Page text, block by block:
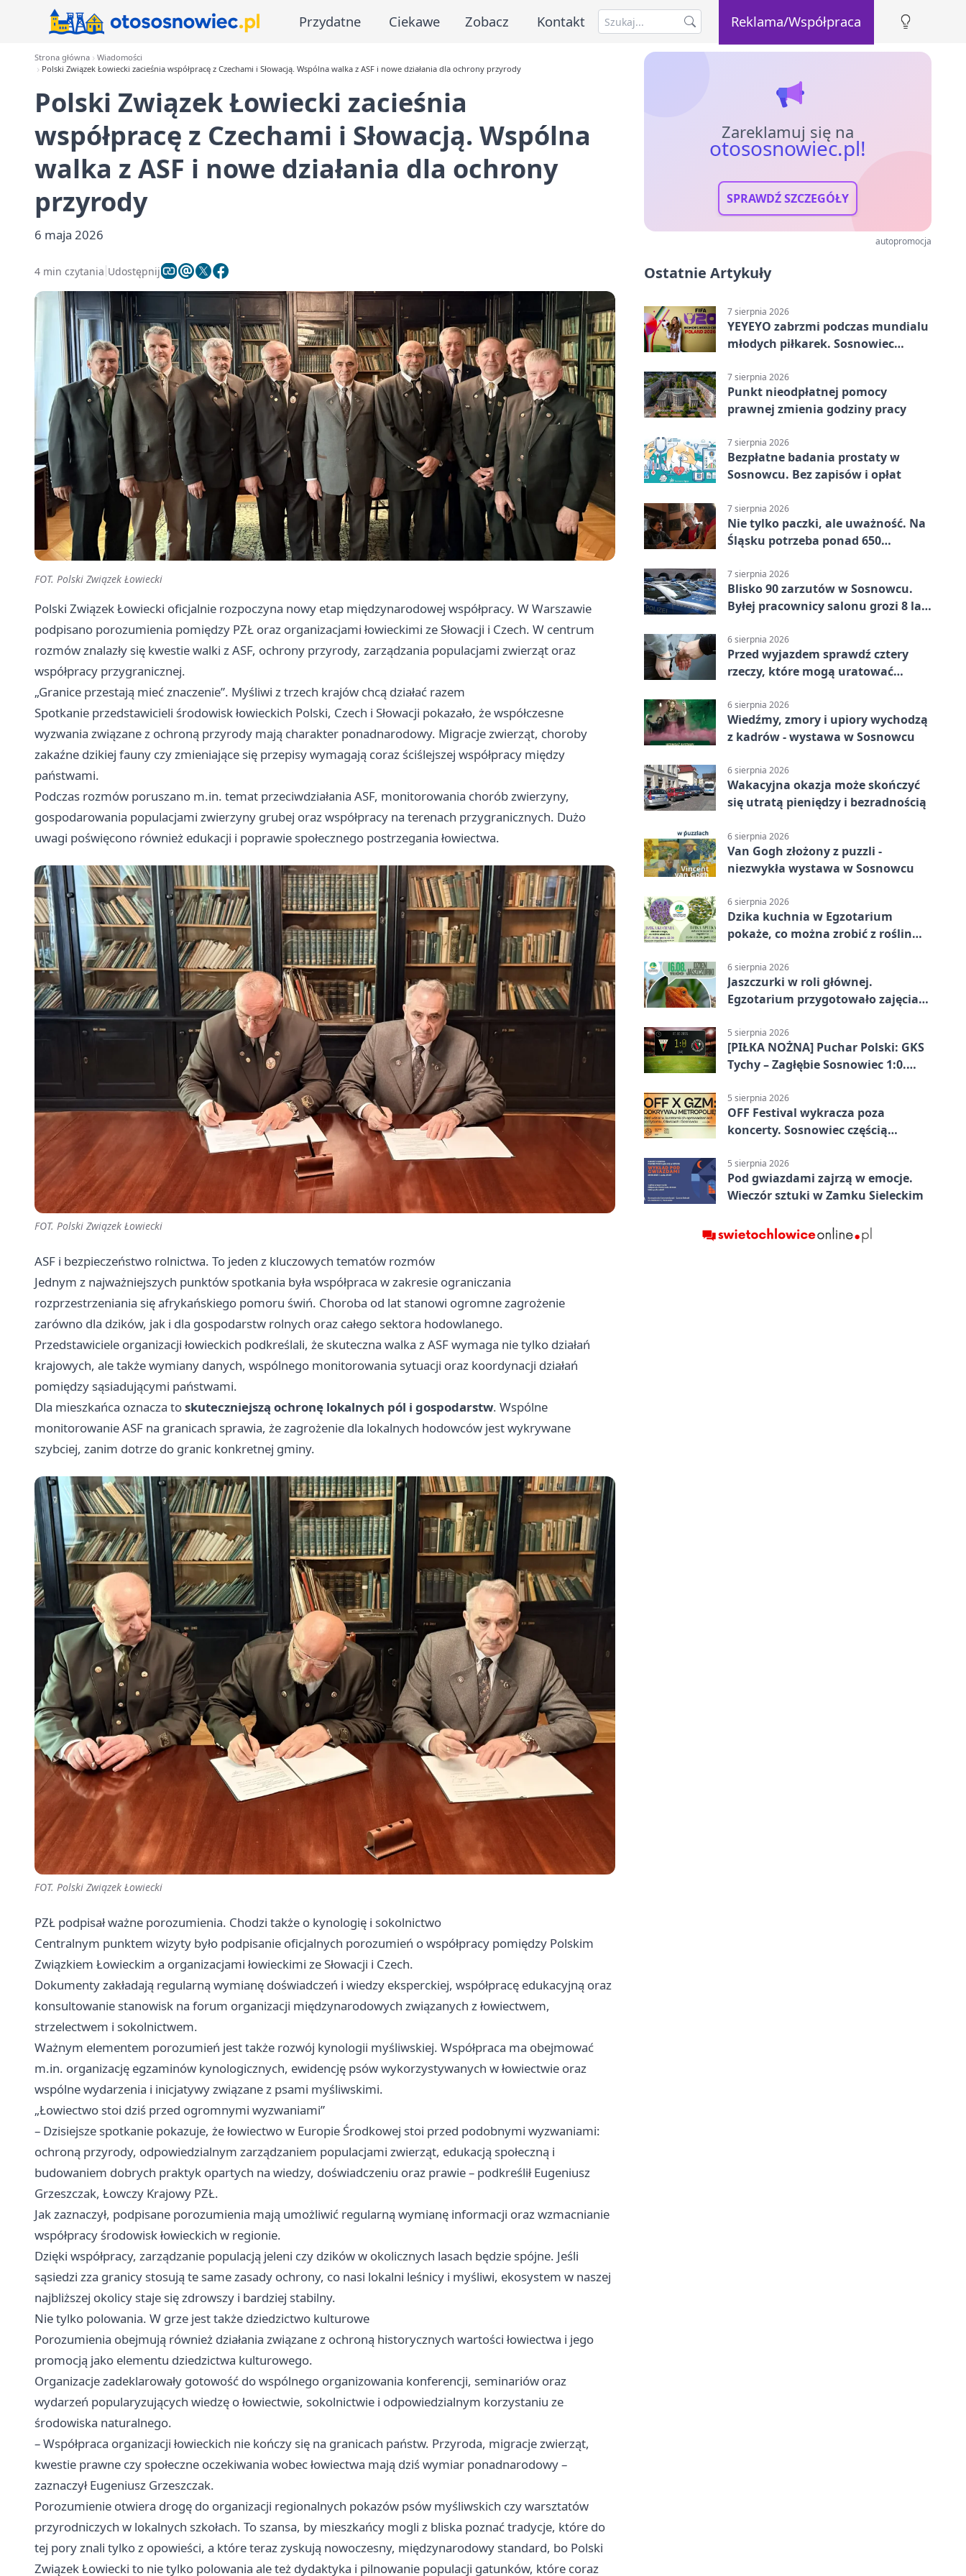
Przydatne Ciekawe Zobacz Kontakt Reklama/Współpraca
Strona główna
Wiadomości
Polski Związek Łowiecki zacieśnia współpracę z Czechami i Słowacją. Wspólna walka z ASF i nowe działania dla ochrony przyrody
Polski Związek Łowiecki zacieśnia
współpracę z Czechami i Słowacją. Wspólna
walka z ASF i nowe działania dla ochrony
przyrody
6 maja 2026
4 min czytania Udostępnij
FOT. Polski Związek Łowiecki
Polski Związek Łowiecki oficjalnie rozpoczyna nowy etap międzynarodowej współpracy. W Warszawie
podpisano porozumienia pomiędzy PZŁ oraz organizacjami łowieckimi ze Słowacji i Czech. W centrum
rozmów znalazły się kwestie walki z ASF, ochrony przyrody, zarządzania populacjami zwierząt oraz
współpracy przygranicznej.
„Granice przestają mieć znaczenie”. Myśliwi z trzech krajów chcą działać razem
Spotkanie przedstawicieli środowisk łowieckich Polski, Czech i Słowacji pokazało, że współczesne
wyzwania związane z ochroną przyrody mają charakter ponadnarodowy. Migracje zwierząt, choroby
zakaźne dzikiej fauny czy zmieniające się przepisy wymagają coraz ściślejszej współpracy między
państwami.
Podczas rozmów poruszano m.in. temat przeciwdziałania ASF, monitorowania chorób zwierzyny,
gospodarowania populacjami zwierzyny grubej oraz współpracy na terenach przygranicznych. Dużo
uwagi poświęcono również edukacji i poprawie społecznego postrzegania łowiectwa.
FOT. Polski Związek Łowiecki
ASF i bezpieczeństwo rolnictwa. To jeden z kluczowych tematów rozmów
Jednym z najważniejszych punktów spotkania była współpraca w zakresie ograniczania
rozprzestrzeniania się afrykańskiego pomoru świń. Choroba od lat stanowi ogromne zagrożenie
zarówno dla dzików, jak i dla gospodarstw rolnych oraz całego sektora hodowlanego.
Przedstawiciele organizacji łowieckich podkreślali, że skuteczna walka z ASF wymaga nie tylko działań
krajowych, ale także wymiany danych, wspólnego monitorowania sytuacji oraz koordynacji działań
pomiędzy sąsiadującymi państwami.
Dla mieszkańca oznacza toskuteczniejszą ochronę lokalnych pól i gospodarstw. Wspólne
monitorowanie ASF na granicach sprawia, że zagrożenie dla lokalnych hodowców jest wykrywane
szybciej, zanim dotrze do granic konkretnej gminy.
FOT. Polski Związek Łowiecki
PZŁ podpisał ważne porozumienia. Chodzi także o kynologię i sokolnictwo
Centralnym punktem wizyty było podpisanie oficjalnych porozumień o współpracy pomiędzy Polskim
Związkiem Łowieckim a organizacjami łowieckimi ze Słowacji i Czech.
Dokumenty zakładają regularną wymianę doświadczeń i wiedzy eksperckiej, współpracę edukacyjną oraz
konsultowanie stanowisk na forum organizacji międzynarodowych związanych z łowiectwem,
strzelectwem i sokolnictwem.
Ważnym elementem porozumień jest także rozwój kynologii myśliwskiej. Współpraca ma obejmować
m.in. organizację egzaminów kynologicznych, ewidencję psów wykorzystywanych w łowiectwie oraz
wspólne wydarzenia i inicjatywy związane z psami myśliwskimi.
„Łowiectwo stoi dziś przed ogromnymi wyzwaniami”
– Dzisiejsze spotkanie pokazuje, że łowiectwo w Europie Środkowej stoi przed podobnymi wyzwaniami:
ochroną przyrody, odpowiedzialnym zarządzaniem populacjami zwierząt, edukacją społeczną i
budowaniem dobrych praktyk opartych na wiedzy, doświadczeniu oraz prawie – podkreślił Eugeniusz
Grzeszczak, Łowczy Krajowy PZŁ.
Jak zaznaczył, podpisane porozumienia mają umożliwić regularną wymianę informacji oraz wzmacnianie
współpracy środowisk łowieckich w regionie.
Dzięki współpracy, zarządzanie populacją jeleni czy dzików w okolicznych lasach będzie spójne. Jeśli
sąsiedzi zza granicy stosują te same zasady ochrony, co nasi lokalni leśnicy i myśliwi, ekosystem w naszej
najbliższej okolicy staje się zdrowszy i bardziej stabilny.
Nie tylko polowania. W grze jest także dziedzictwo kulturowe
Porozumienia obejmują również działania związane z ochroną historycznych wartości łowiectwa i jego
promocją jako elementu dziedzictwa kulturowego.
Organizacje zadeklarowały gotowość do wspólnego organizowania konferencji, seminariów oraz
wydarzeń popularyzujących wiedzę o łowiectwie, sokolnictwie i odpowiedzialnym korzystaniu ze
środowiska naturalnego.
– Współpraca organizacji łowieckich nie kończy się na granicach państw. Przyroda, migracje zwierząt,
kwestie prawne czy społeczne oczekiwania wobec łowiectwa mają dziś wymiar ponadnarodowy –
zaznaczył Eugeniusz Grzeszczak.
Porozumienie otwiera drogę do organizacji regionalnych pokazów psów myśliwskich czy warsztatów
przyrodniczych w lokalnych szkołach. To szansa, by mieszkańcy mogli z bliska poznać tradycje, które do
tej pory znali tylko z opowieści, a które teraz zyskują nowoczesny, międzynarodowy standard, bo Polski
Związek Łowiecki to nie tylko polowania ale też dydaktyka i pilnowanie populacji gatunków, które coraz
Zareklamuj się na
otososnowiec.pl!
SPRAWDŹ SZCZEGÓŁY
autopromocja
Ostatnie Artykuły
7 sierpnia 2026
YEYEYO zabrzmi podczas mundialu
młodych piłkarek. Sosnowiec
7 sierpnia 2026
Punkt nieodpłatnej pomocy
prawnej zmienia godziny pracy
7 sierpnia 2026
Bezpłatne badania prostaty w
Sosnowcu. Bez zapisów i opłat
7 sierpnia 2026
Nie tylko paczki, ale uważność. Na
Śląsku potrzeba ponad 650
7 sierpnia 2026
Blisko 90 zarzutów w Sosnowcu.
Byłej pracownicy salonu grozi 8 lat
6 sierpnia 2026
Przed wyjazdem sprawdź cztery
rzeczy, które mogą uratować
6 sierpnia 2026
Wiedźmy, zmory i upiory wychodzą
z kadrów - wystawa w Sosnowcu
6 sierpnia 2026
Wakacyjna okazja może skończyć
się utratą pieniędzy i bezradnością
6 sierpnia 2026
Van Gogh złożony z puzzli -
niezwykła wystawa w Sosnowcu
6 sierpnia 2026
Dzika kuchnia w Egzotarium
pokaże, co można zrobić z roślin
6 sierpnia 2026
Jaszczurki w roli głównej.
Egzotarium przygotowało zajęcia
5 sierpnia 2026
[PIŁKA NOŻNA] Puchar Polski: GKS
Tychy – Zagłębie Sosnowiec 1:0.
przed przerwą
5 sierpnia 2026
OFF Festival wykracza poza
koncerty. Sosnowiec częścią
5 sierpnia 2026
Pod gwiazdami zajrzą w emocje.
Wieczór sztuki w Zamku Sieleckim